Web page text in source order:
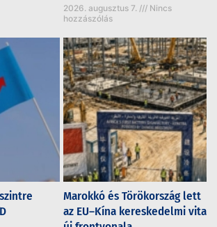
2026. augusztus 7.
Nincs
hozzászólás
Marokkó és Törökország lett
az EU–Kína kereskedelmi vita